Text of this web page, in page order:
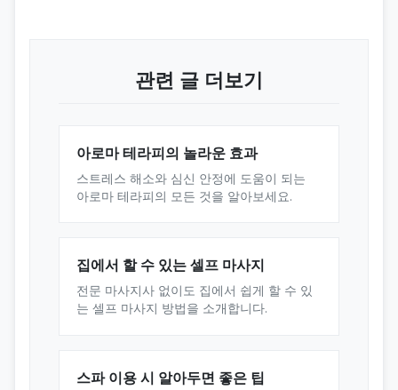
관련 글 더보기
아로마 테라피의 놀라운 효과
스트레스 해소와 심신 안정에 도움이 되는
아로마 테라피의 모든 것을 알아보세요.
집에서 할 수 있는 셀프 마사지
전문 마사지사 없이도 집에서 쉽게 할 수 있
는 셀프 마사지 방법을 소개합니다.
스파 이용 시 알아두면 좋은 팁